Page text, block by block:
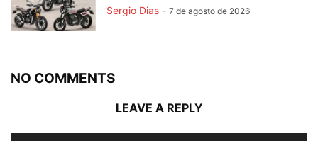
Sergio Dias - 7 de agosto de 2026
NO COMMENTS
LEAVE A REPLY